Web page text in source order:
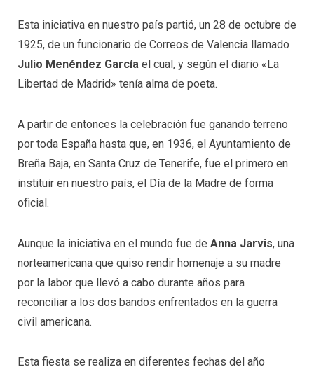
Esta iniciativa en nuestro país partió, un 28 de octubre de
1925, de un funcionario de Correos de Valencia llamado
Julio Menéndez García el cual, y según el diario «La
Libertad de Madrid» tenía alma de poeta.
A partir de entonces la celebración fue ganando terreno
por toda España hasta que, en 1936, el Ayuntamiento de
Breña Baja, en Santa Cruz de Tenerife, fue el primero en
instituir en nuestro país, el Día de la Madre de forma
oficial.
Aunque la iniciativa en el mundo fue de Anna Jarvis, una
norteamericana que quiso rendir homenaje a su madre
por la labor que llevó a cabo durante años para
reconciliar a los dos bandos enfrentados en la guerra
civil americana.
Esta fiesta se realiza en diferentes fechas del año